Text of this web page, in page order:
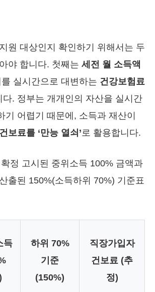
원 대상인지 확인하기 위해서는 두
야 합니다. 첫째는 세전 월 소득액
실시간으로 대변하는 건강보험료
다. 정부는 개개인의 자산을 실시간
기 어렵기 때문에, 소득과 재산이
건보료를 ‘만능 열쇠’로 활용합니다.
정 고시된 중위소득 100% 금액과
출된 150%(소득하위 70%) 기준표
득
하위 70%
기준
(150%)
직장가입자
건보료 (추
정)